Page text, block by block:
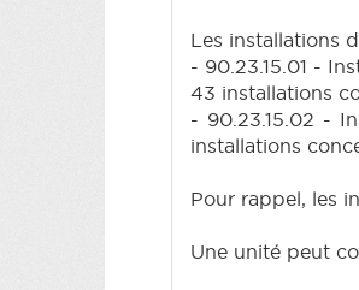
Les installations
- 90.23.15.01 -
43 installations
- 90.23.15.02 -
installations
Pour rappel, les
Une unité peut